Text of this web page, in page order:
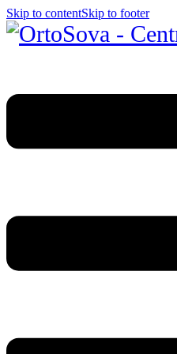
Skip to contentSkip to footer